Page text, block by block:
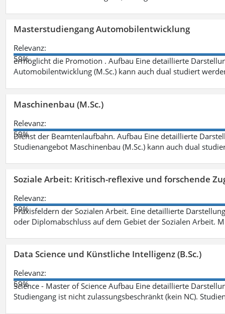
Masterstudiengang Automobilentwicklung
Relevanz:
59%
ermöglicht die Promotion . Aufbau Eine detaillierte
Automobilentwicklung (M.Sc.) kann auch dual studiert
Maschinenbau (M.Sc.)
Relevanz:
59%
Dienst der Beamtenlaufbahn. Aufbau Eine detaillierte
Studienangebot Maschinenbau (M.Sc.) kann auch dual
Soziale Arbeit: Kritisch-reflexive und forschende
Relevanz:
59%
Praxisfeldern der Sozialen Arbeit. Eine detaillierte
oder Diplomabschluss auf dem Gebiet der Sozialen Arbeit.
Data Science und Künstliche Intelligenz (B.Sc.)
Relevanz:
59%
Science - Master of Science Aufbau Eine detaillierte
Studiengang ist nicht zulassungsbeschränkt (kein NC).